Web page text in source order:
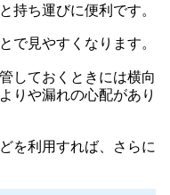
持ち運びに便利です。
で見やすくなります。
しておくときには横向
りや漏れの心配があり
を利用すれば、さらに